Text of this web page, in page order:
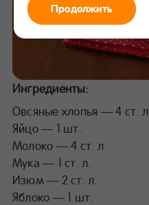
Ингредиенты:
Овсяные хлопья — 4 ст. л.
Яйцо — 1 шт.
Молоко — 4 ст. л.
Мука — 1 ст. л.
Изюм — 2 ст. л.
Яблоко — 1 шт.
Продолжить